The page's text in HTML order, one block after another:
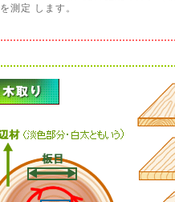
を測定 します。